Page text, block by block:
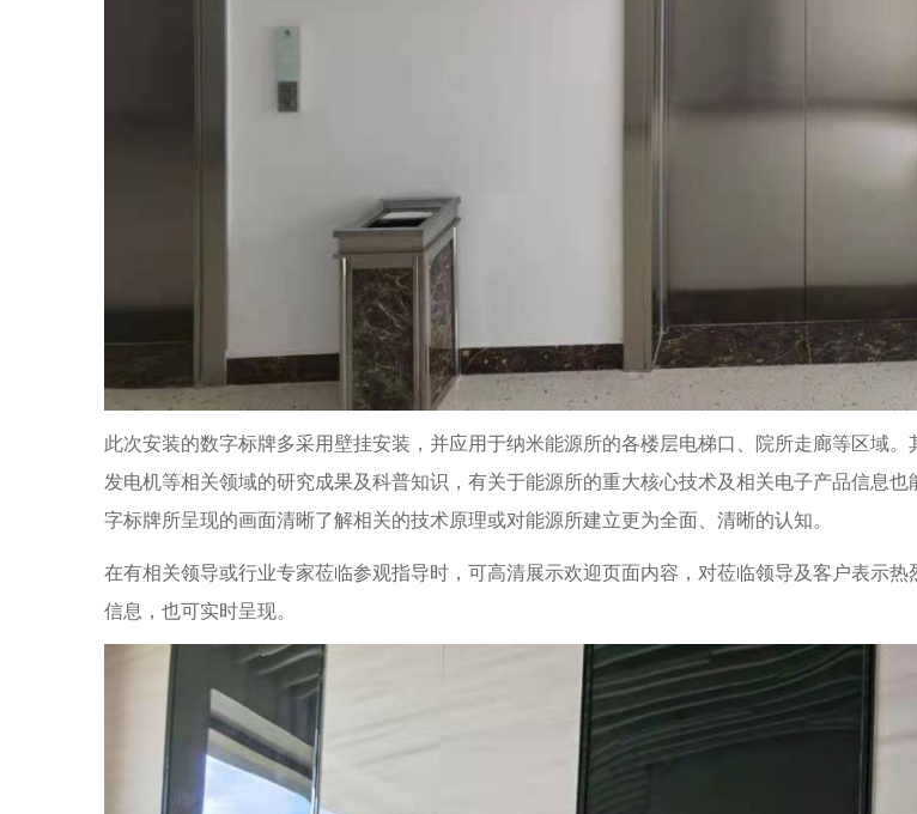
此次安装的数字标牌多采用壁挂安装，并应用于纳米能源所的各楼层电梯口、院所走廊等区域
发电机等相关领域的研究成果及科普知识，有关于能源所的重大核心技术及相关电子产品信息
字标牌所呈现的画面清晰了解相关的技术原理或对能源所建立更为全面、清晰的认知。
在有相关领导或行业专家莅临参观指导时，可高清展示欢迎页面内容，对莅临领导及客户表示
信息，也可实时呈现。